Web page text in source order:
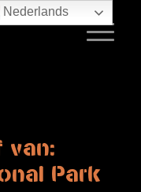
van:
Park
Nederlands